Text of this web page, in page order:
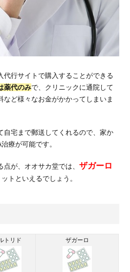
代行サイトで購入することができる
薬代のみで、クリニックに通院して
など様々なお金がかかってしまいま
自宅まで郵送してくれるので、家か
療が可能です。
点が、オオサカ堂では、ザガーロ
トといえるでしょう。
トリド ザガーロ